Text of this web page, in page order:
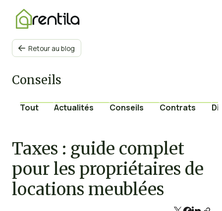
 Retour au blog
Conseils
Tout Actualités Conseils Contrats
Taxes : guide complet
pour les propriétaires de
locations meublées